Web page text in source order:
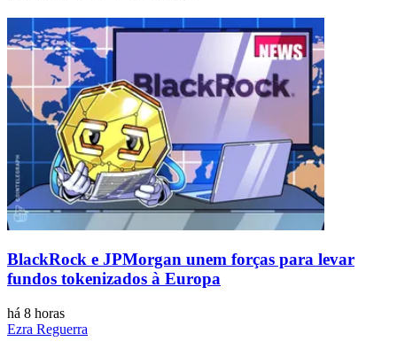
BlackRock e JPMorgan unem forças para levar
fundos tokenizados à Europa
há 8 horas
Ezra Reguerra